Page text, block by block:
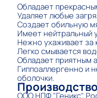
Обладает
Удаляет любые
Создает обильную
Имеет нейтральный
Нежно ухаживает за
Легко смывается
Обладает приятным
Гиппоаллергенно и
оболочки.
ООО НПФ "Геникс",